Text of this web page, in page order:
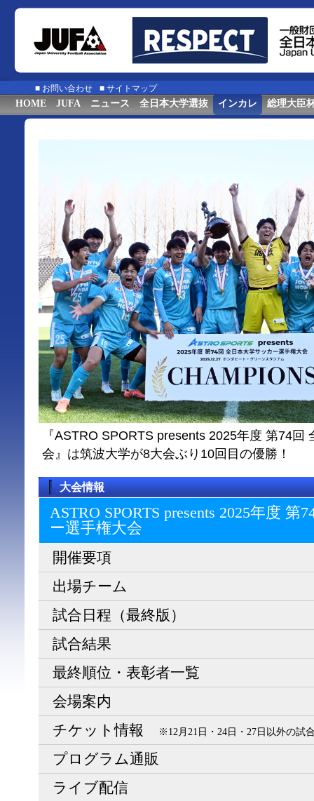
■ お問い合わせ ■ サイトマップ
HOME JUFA ニュース 全日本大学選抜 インカレ 総理大臣
『ASTRO SPORTS presents 2025年度 第74回
会』は筑波大学が8大会ぶり10回目の優勝！
大会情報
ASTRO SPORTS presents 2025年度
ー選⼿権⼤会
開催要項
出場チーム
試合日程（最終版）
試合結果
最終順位・表彰者一覧
会場案内
チケット情報
※12月21日・24日・27日以外の試
プログラム通販
ライブ配信